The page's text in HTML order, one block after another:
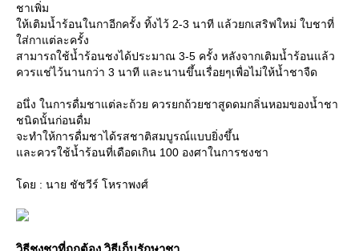
ชาเพิ่ม
ห้เติมน้ำร้อนในกาอีกครั้ง ทิ้งไว้ 2-3 นาที แล้วยกเสริฟใหม่ ใบชาที่
ส่กาแต่ละครั้ง
สามารถใช้น้ำร้อนชงได้ประมาณ 3-5 ครั้ง หลังจากเติมน้ำร้อนแล้ว
ควรแช่ไว้นานกว่า 3 นาที และนานขึ้นเรื่อยๆเพื่อไม่ให้น้ำชาจืด
อนึ่ง ในการดื่มชาแต่ละถ้วย ควรยกถ้วยชาสูดดมกลิ่นหอมของน้ำชา
ชนิดนั้นก่อนดื่ม
จะทำให้การดื่มชาได้รสชาติสมบูรณ์แบบยิ่งขึ้น
ละควรใช้น้ำร้อนที่เดือดเกิน 100 องศาในการชงชา
ดย : นาย ชัชวีร์ โหราพงศ์